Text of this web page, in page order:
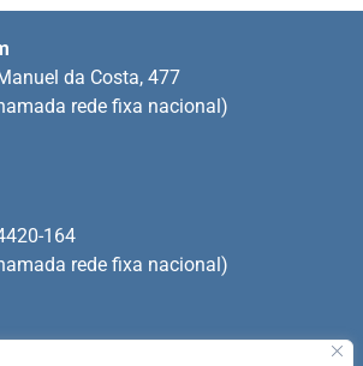
164
rede fixa nacional)
da Costa, 477
rede fixa nacional)